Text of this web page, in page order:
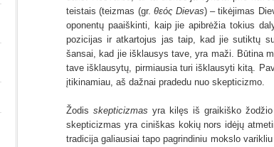
teistais (teizmas (gr.θεός Dievas) – tikėjimas
oponentų paaiškinti, kaip jie apibrėžia tokius
pozicijas ir atkartojus jas taip, kad jie sutiktų
šansai, kad jie išklausys tave, yra maži. Būtina
tave išklausytų, pirmiausia turi išklausyti kitą.
įtikinamiau, aš dažnai pradedu nuo skepticizmo.
Žodis skepticizmas yra kilęs iš graikiško žodžio
skepticizmas yra ciniškas kokių nors idėjų
tradicija galiausiai tapo pagrindiniu mokslo